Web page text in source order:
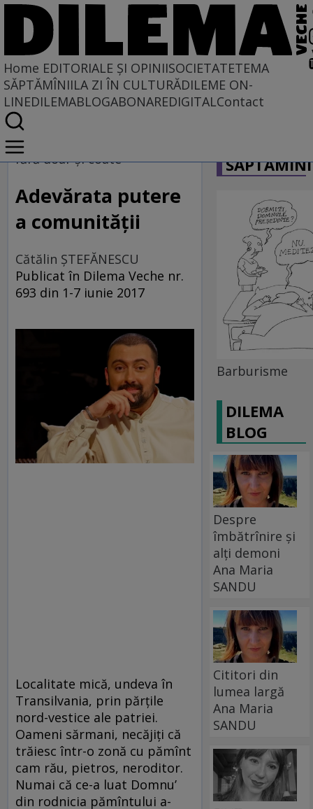
Home EDITORIALE ȘI OPINIISOCIETATETEMA
SĂPTĂMÎNIILA ZI ÎN CULTURĂDILEME ON-
LINEDILEMABLOGABONAREDIGITALContact
Home
EDITORIALE ȘI OPINII
TÎLC SHOW
fără doar şi coate
Adevărata putere
a comunităţii
Cătălin ŞTEFĂNESCU
Publicat în Dilema Veche nr.
693 din 1-7 iunie 2017
Localitate mică, undeva în
Transilvania, prin părțile
nord-vestice ale patriei.
Oameni sărmani, necăjiți că
trăiesc într-o zonă cu pămînt
cam rău, pietros, neroditor.
Numai că ce-a luat Domnu’
din rodnicia pămîntului a-
Barburisme
DILEMA
BLOG
Despre
îmbătrînire și
alți demoni
Ana Maria
SANDU
Cititori din
lumea largă
Ana Maria
SANDU